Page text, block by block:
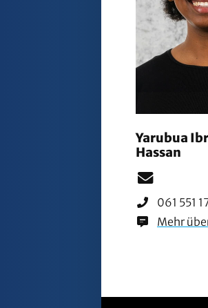
Yarubua
Hassan
061 551
Mehr